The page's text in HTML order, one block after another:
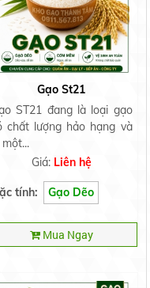
Gạo St21
ST21 đang là loại gạo
chất lượng hảo hạng và
một...
Giá: Liên hệ
tính: Gạo Dẽo
Mua Ngay